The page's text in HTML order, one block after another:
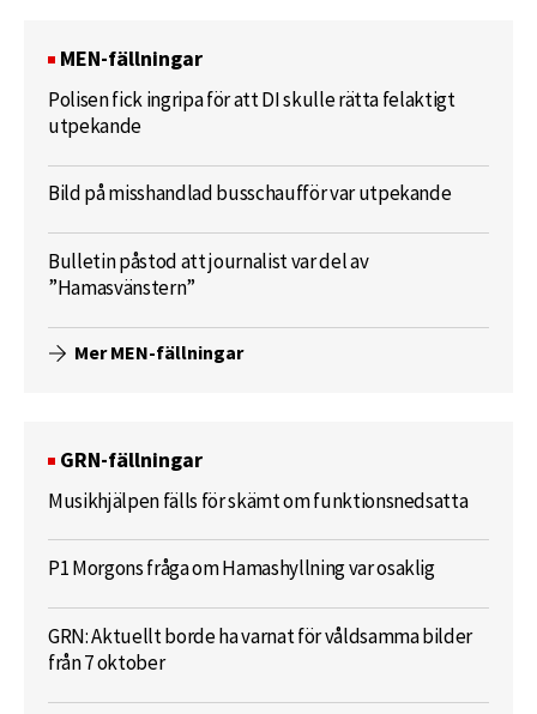
MEN-fällningar
Polisen fick ingripa för att DI skulle rätta felaktigt
utpekande
Bild på misshandlad busschaufför var utpekande
Bulletin påstod att journalist var del av
”Hamasvänstern”
Mer MEN-fällningar
GRN-fällningar
Musikhjälpen fälls för skämt om funktionsnedsatta
P1 Morgons fråga om Hamashyllning var osaklig
GRN: Aktuellt borde ha varnat för våldsamma bilder
från 7 oktober